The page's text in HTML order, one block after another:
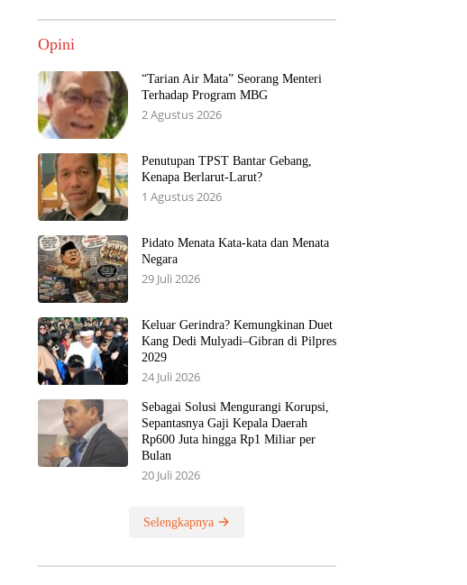
Opini
“Tarian Air Mata” Seorang Menteri
Terhadap Program MBG
2 Agustus 2026
Penutupan TPST Bantar Gebang,
Kenapa Berlarut-Larut?
1 Agustus 2026
Pidato Menata Kata-kata dan Menata
Negara
29 Juli 2026
Keluar Gerindra? Kemungkinan Duet
Kang Dedi Mulyadi–Gibran di Pilpres
2029
24 Juli 2026
Sebagai Solusi Mengurangi Korupsi,
Sepantasnya Gaji Kepala Daerah
Rp600 Juta hingga Rp1 Miliar per
Bulan
20 Juli 2026
Selengkapnya